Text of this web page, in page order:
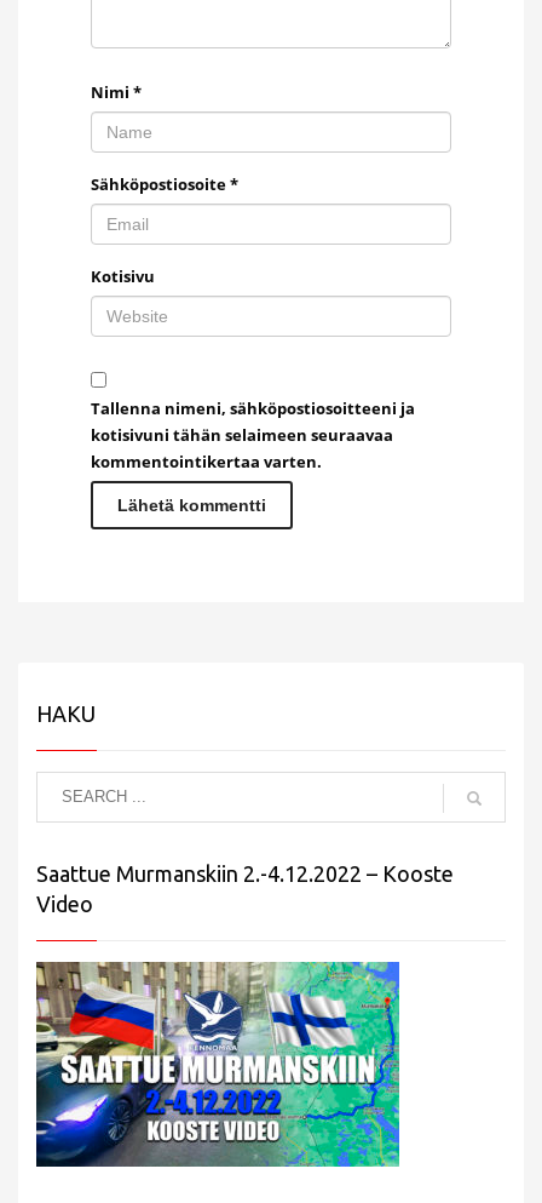
Nimi *
Sähköpostiosoite*
Kotisivu
Tallenna nimeni, sähköpostiosoitteeni ja
kotisivuni tähän selaimeen seuraavaa
kommentointikertaa varten.
HAKU
Saattue Murmanskiin 2.-4.12.2022 – Kooste
Video